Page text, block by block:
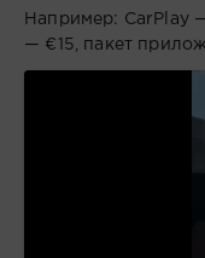
Например: CarPlay
— €15, пакет